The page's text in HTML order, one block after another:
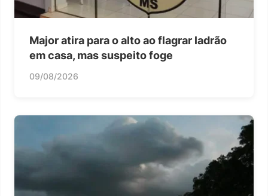
Major atira para o alto ao flagrar ladrão
em casa, mas suspeito foge
09/08/2026